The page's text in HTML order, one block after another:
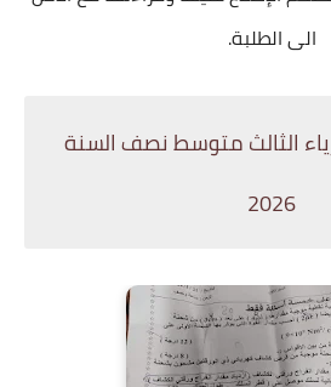
الى الطلبة.
الثالث متوسط نصف السنة
2026